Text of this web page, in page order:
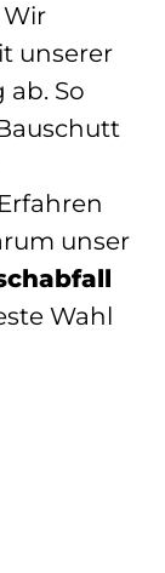
unserer
So
unser
Wahl